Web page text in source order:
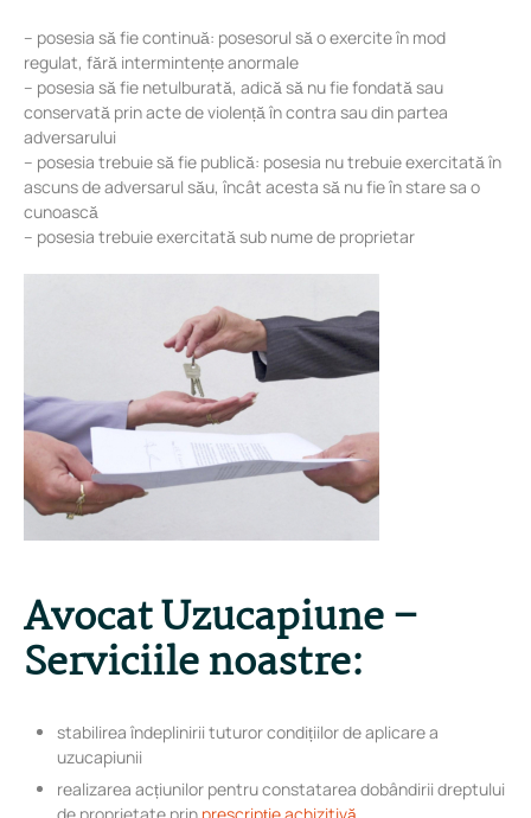
– posesia să fie continuă: posesorul să o exercite în mod
regulat, fără intermintențe anormale
– posesia să fie netulburată, adică să nu fie fondată sau
conservată prin acte de violență în contra sau din partea
adversarului
– posesia trebuie să fie publică: posesia nu trebuie exercitată în
ascuns de adversarul său, încât acesta să nu fie în stare sa o
cunoască
– posesia trebuie exercitată sub nume de proprietar
Avocat Uzucapiune –
Serviciile noastre:
stabilirea îndeplinirii tuturor condițiilor de aplicare a
uzucapiunii
realizarea acțiunilor pentru constatarea dobândirii dreptului
de proprietate prin prescripție achizitivă